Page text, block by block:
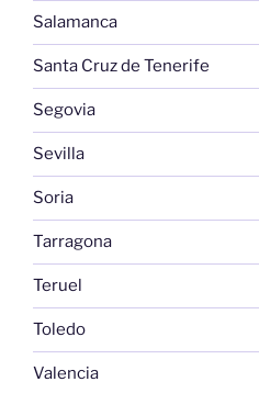
Salamanca
Santa Cruz de Tenerife
Segovia
Sevilla
Soria
Tarragona
Teruel
Toledo
Valencia